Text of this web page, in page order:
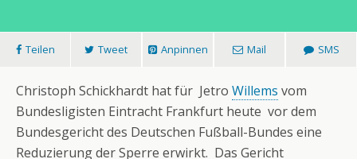
Teilen Tweet Anpinnen Mail SMS
Christoph Schickhardt hat für Jetro Willems vom
Bundesligisten Eintracht Frankfurt heute vor dem
Bundesgericht des Deutschen Fußball-Bundes eine
Reduzierung der Sperre erwirkt. Das Gericht